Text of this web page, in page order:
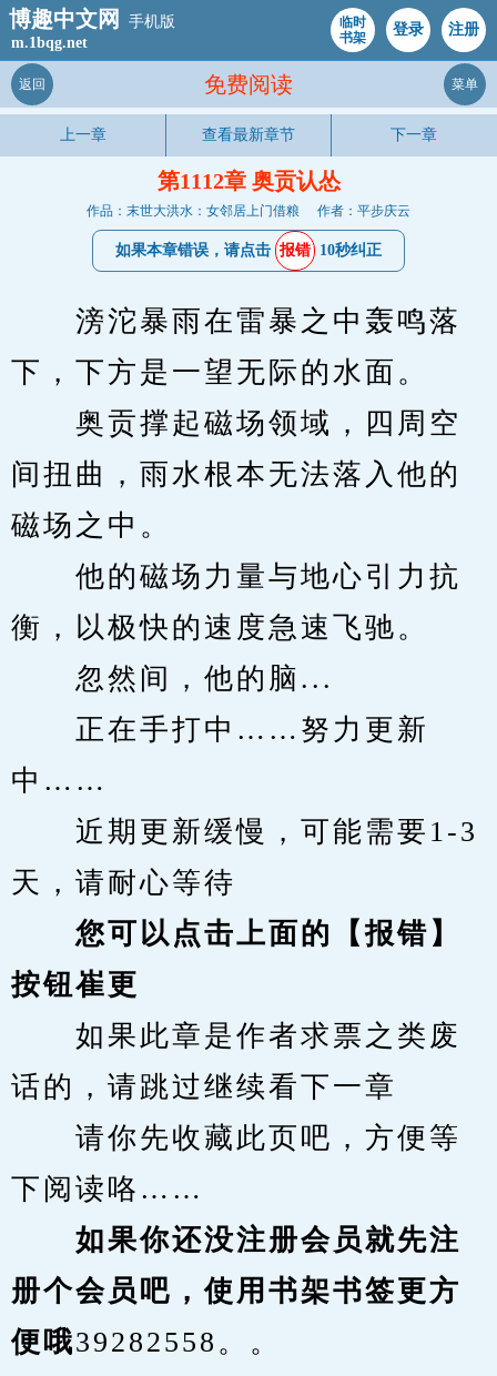
博趣中文网
手机版
m.1bqg.net
临时
书架
登录 注册
免费阅读
返回 菜单
上一章 查看最新章节 下一章
第1112章 奥贡认怂
作品：末世大洪水：女邻居上门借粮 作者：平步庆云
如果本章错误，请点击 报错 10秒纠正
滂沱暴雨在雷暴之中轰鸣落
下，下方是一望无际的水面。
奥贡撑起磁场领域，四周空
间扭曲，雨水根本无法落入他的
磁场之中。
他的磁场力量与地心引力抗
衡，以极快的速度急速飞驰。
忽然间，他的脑...
正在手打中……努力更新
中……
近期更新缓慢，可能需要1-3
天，请耐心等待
您可以点击上面的【报错】
按钮崔更
如果此章是作者求票之类废
话的，请跳过继续看下一章
请你先收藏此页吧，方便等
下阅读咯……
如果你还没注册会员就先注
册个会员吧，使用书架书签更方
便哦39282558。。